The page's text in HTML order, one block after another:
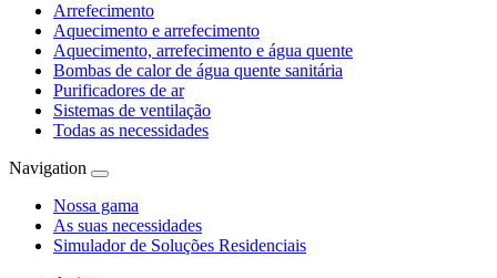
Arrefecimento
Aquecimento e arrefecimento
Aquecimento, arrefecimento e água quente
Bombas de calor de água quente sanitária
Purificadores de ar
Sistemas de ventilação
Todas as necessidades
Navigation
Nossa gama
As suas necessidades
Simulador de Soluções Residenciais